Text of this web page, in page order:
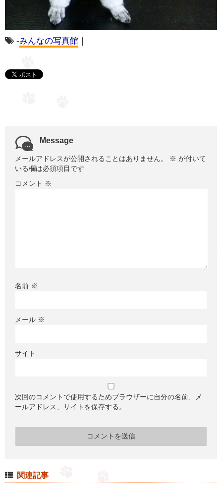
-みんなの写真館
Message
メールアドレスが公開されることはありません。 ※ が付いて
いる欄は必須項目です
コメント ※
名前 ※
メール ※
サイト
次回のコメントで使用するためブラウザーに自分の名前、メ
ールアドレス、サイトを保存する。
関連記事